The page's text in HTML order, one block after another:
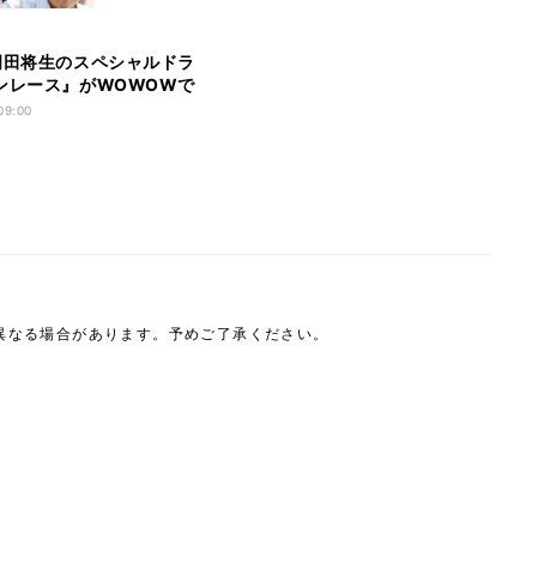
将生のスペシャルドラ
レース』がWOWOWで
る場合があります。予めご了承ください。